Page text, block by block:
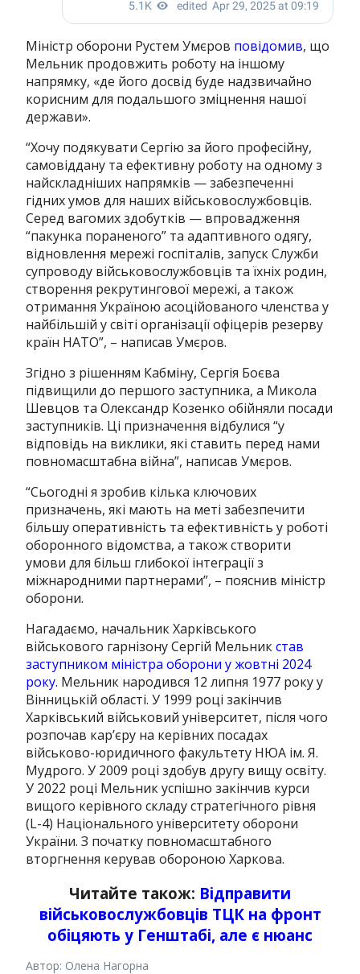
Міністр оборони Рустем Умєров повідомив, що
Мельник продовжить роботу на іншому
напрямку, «де його досвід буде надзвичайно
корисним для подальшого зміцнення нашої
держави».
“Хочу подякувати Сергію за його професійну,
самовіддану та ефективну роботу на одному з
найскладніших напрямків — забезпеченні
гідних умов для наших військовослужбовців.
Серед вагомих здобутків — впровадження
“пакунка пораненого” та адаптивного одягу,
відновлення мережі госпіталів, запуск Служби
супроводу військовослужбовців та їхніх родин,
створення рекрутингової мережі, а також
отримання Україною асоційованого членства у
найбільшій у світі організації офіцерів резерву
країн НАТО”, – написав Умєров.
Згідно з рішенням Кабміну, Сергія Боєва
підвищили до першого заступника, а Микола
Шевцов та Олександр Козенко обійняли посади
заступників. Ці призначення відбулися “у
відповідь на виклики, які ставить перед нами
повномасштабна війна”, написав Умєров.
“Сьогодні я зробив кілька ключових
призначень, які мають на меті забезпечити
більшу оперативність та ефективність у роботі
оборонного відомства, а також створити
умови для більш глибокої інтеграції з
міжнародними партнерами”, – пояснив міністр
оборони.
Нагадаємо, начальник Харківського
військового гарнізону Сергій Мельникстав
заступником міністра оборони у жовтні 2024
року. Мельник народився 12 липня 1977 року у
Вінницькій області.У 1999 році закінчив
Харківський військовий університет, після чого
розпочав кар’єру на керівних посадах
військово-юридичного факультету НЮА ім. Я.
Мудрого. У 2009 році здобув другу вищу освіту.
У 2022 році Мельник успішно закінчив курси
вищого керівного складу стратегічного рівня
(L-4) Національного університету оборони
України. З початку повномасштабного
вторгнення керував обороною Харкова.
Читайте також: Відправити
військовослужбовців ТЦК на фронт
обіцяють у Генштабі, але є нюанс
Автор: Олена Нагорна